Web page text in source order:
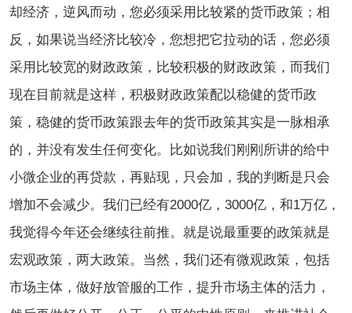
却经济，逆风而动，您必须采用比较紧的货币政策；相
反，如果说当经济比较冷，您想把它拉动的话，您必须
采用比较宽的财政政策，比较积极的财政政策，而我们
现在目前就是这样，积极财政政策配以稳健的货币政
策，稳健的货币政策跟去年的货币政策其实是一脉相承
的，并没有发生任何变化。比如说我们刚刚所讲的给中
小微企业的再贷款，再贴现，只会加，我的判断是只会
增加不会减少。我们已经有2000亿，3000亿，和1万亿，
我觉得今年还会继续往前推。就是说最重要的政策就是
宏观政策，两大政策。当然，我们还有微观政策，包括
市场主体，做好放管服的工作，提升市场主体的活力，